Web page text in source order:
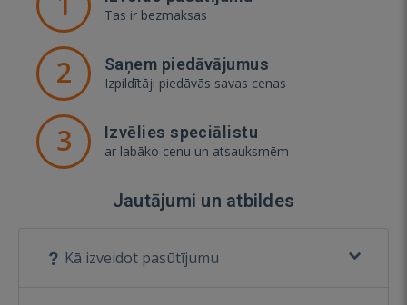
Tas ir bezmaksas
2 Saņem piedāvājumus
Izpildītāji piedāvās savas cenas
3 Izvēlies speciālistu
ar labāko cenu un atsauksmēm
Jautājumi un atbildes
Kā izveidot pasūtījumu